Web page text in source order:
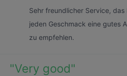
Sehr freundlicher Service,
jeden Geschmack eine gutes
zu empfehlen.
"Very good"